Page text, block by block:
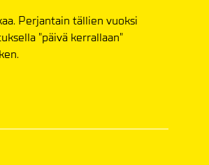
Perjantain tällien vuoksi
"päivä kerrallaan"